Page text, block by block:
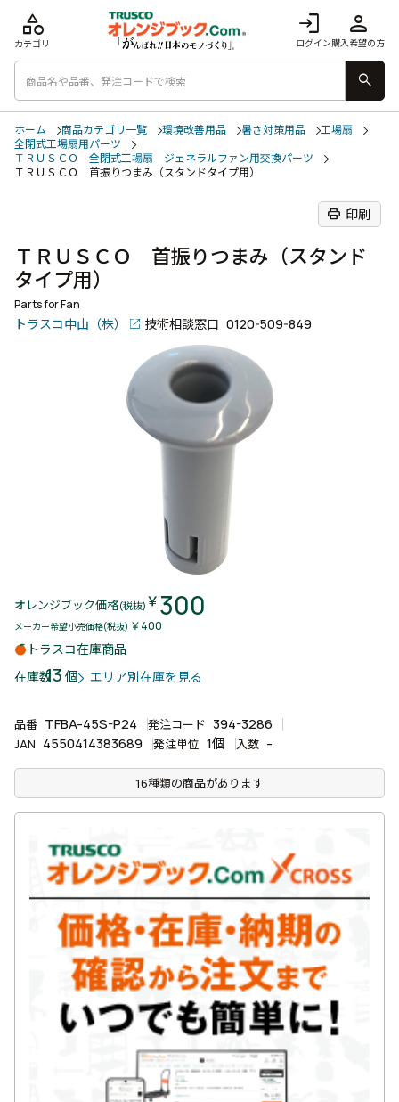
login
ログイン
person
購入希望の方
category
カテゴリ
search
ホーム 商品カテゴリ一覧 環境改善用品 暑さ対策用品
工場扇
全閉式工場扇用パーツ
ＴＲＵＳＣＯ 全閉式工場扇 ジェネラルファン用交換パーツ
ＴＲＵＳＣＯ 首振りつまみ（スタンドタイプ用）
print 印刷
ＴＲＵＳＣＯ 首振りつまみ（スタンド
タイプ用）
Parts for Fan
トラスコ中山（株） 技術相談窓口 0120-509-849
オレンジブック価格(税抜) ￥300
メーカー希望小売価格(税抜) ￥400
トラスコ在庫商品
在庫数13個 エリア別在庫を見る
品番 TFBA-45S-P24 発注コード 394-3286
JAN 4550414383689 発注単位 1個 入数 -
16種類の商品があります